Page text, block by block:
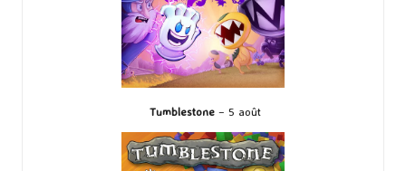
Tumblestone– 5 août